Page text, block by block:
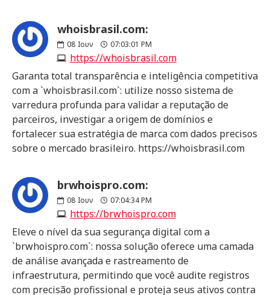
whoisbrasil.com:
08 Ιουν 07:03:01 PM
https://whoisbrasil.com
Garanta total transparência e inteligência competitiva
com a `whoisbrasil.com`: utilize nosso sistema de
varredura profunda para validar a reputação de
parceiros, investigar a origem de domínios e
fortalecer sua estratégia de marca com dados precisos
sobre o mercado brasileiro. https://whoisbrasil.com
brwhoispro.com:
08 Ιουν 07:04:34 PM
https://brwhoispro.com
Eleve o nível da sua segurança digital com a
`brwhoispro.com`: nossa solução oferece uma camada
de análise avançada e rastreamento de
infraestrutura, permitindo que você audite registros
com precisão profissional e proteja seus ativos contra